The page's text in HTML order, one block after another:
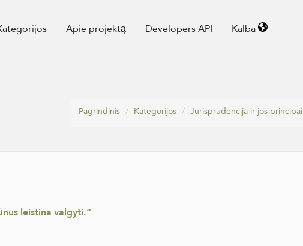
Apie projektą Developers API Kalba
Pagrindinis
Kategorijos Jurisprudencija ir jos principai
leistina valgyti.“